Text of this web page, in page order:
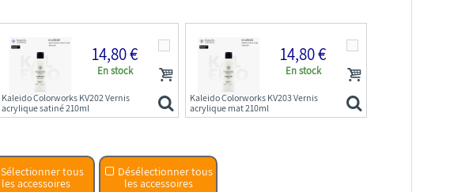
14,80 €
En stock
Kaleido Colorworks KV202 Vernis
acrylique satiné 210ml
14,80 €
En stock
Kaleido Colorworks KV203 Vernis
acrylique mat 210ml
Sélectionner tous
les accessoires
Désélectionner tous
les accessoires